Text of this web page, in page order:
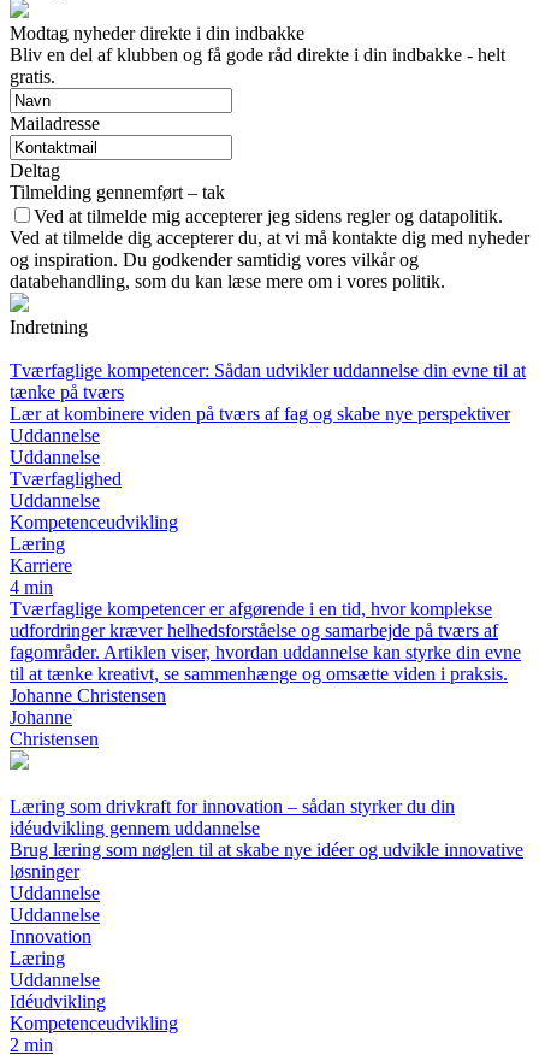
Modtag nyheder direkte i din indbakke
Bliv en del af klubben og få gode råd direkte i din indbakke - helt
gratis.
Mailadresse
Deltag
Tilmelding gennemført – tak
Ved at tilmelde mig accepterer jeg sidens regler og datapolitik.
Ved at tilmelde dig accepterer du, at vi må kontakte dig med nyheder
og inspiration. Du godkender samtidig vores vilkår og
databehandling, som du kan læse mere om i vores politik.
Indretning
Tværfaglige kompetencer: Sådan udvikler uddannelse din evne til at
tænke på tværs
Lær at kombinere viden på tværs af fag og skabe nye perspektiver
Uddannelse
Uddannelse
Tværfaglighed
Uddannelse
Kompetenceudvikling
Læring
Karriere
4 min
Tværfaglige kompetencer er afgørende i en tid, hvor komplekse
udfordringer kræver helhedsforståelse og samarbejde på tværs af
fagområder. Artiklen viser, hvordan uddannelse kan styrke din evne
til at tænke kreativt, se sammenhænge og omsætte viden i praksis.
Johanne Christensen
Johanne
Christensen
Læring som drivkraft for innovation – sådan styrker du din
idéudvikling gennem uddannelse
Brug læring som nøglen til at skabe nye idéer og udvikle innovative
løsninger
Uddannelse
Uddannelse
Innovation
Læring
Uddannelse
Idéudvikling
Kompetenceudvikling
2 min